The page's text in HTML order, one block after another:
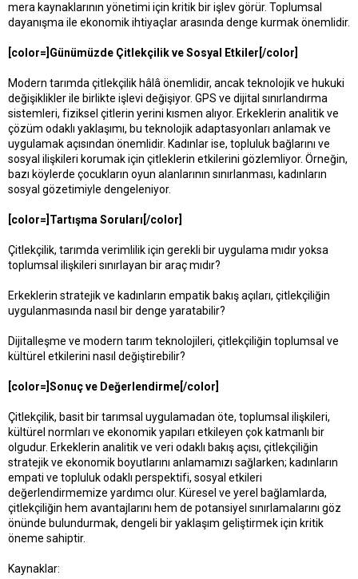
mera kaynaklarının yönetimi için kritik bir işlev görür. Toplumsal
dayanışma ile ekonomik ihtiyaçlar arasında denge kurmak önemlidir.
[color=]Günümüzde Çitlekçilik ve Sosyal Etkiler[/color]
Modern tarımda çitlekçilik hâlâ önemlidir, ancak teknolojik ve hukuki
değişiklikler ile birlikte işlevi değişiyor. GPS ve dijital sınırlandırma
sistemleri, fiziksel çitlerin yerini kısmen alıyor. Erkeklerin analitik ve
çözüm odaklı yaklaşımı, bu teknolojik adaptasyonları anlamak ve
uygulamak açısından önemlidir. Kadınlar ise, topluluk bağlarını ve
sosyal ilişkileri korumak için çitleklerin etkilerini gözlemliyor. Örneğin,
bazı köylerde çocukların oyun alanlarının sınırlanması, kadınların
sosyal gözetimiyle dengeleniyor.
[color=]Tartışma Soruları[/color]
Çitlekçilik, tarımda verimlilik için gerekli bir uygulama mıdır yoksa
toplumsal ilişkileri sınırlayan bir araç mıdır?
Erkeklerin stratejik ve kadınların empatik bakış açıları, çitlekçiliğin
uygulanmasında nasıl bir denge yaratabilir?
Dijitalleşme ve modern tarım teknolojileri, çitlekçiliğin toplumsal ve
kültürel etkilerini nasıl değiştirebilir?
[color=]Sonuç ve Değerlendirme[/color]
Çitlekçilik, basit bir tarımsal uygulamadan öte, toplumsal ilişkileri,
kültürel normları ve ekonomik yapıları etkileyen çok katmanlı bir
olgudur. Erkeklerin analitik ve veri odaklı bakış açısı, çitlekçiliğin
stratejik ve ekonomik boyutlarını anlamamızı sağlarken; kadınların
empati ve topluluk odaklı perspektifi, sosyal etkileri
değerlendirmemize yardımcı olur. Küresel ve yerel bağlamlarda,
çitlekçiliğin hem avantajlarını hem de potansiyel sınırlamalarını göz
önünde bulundurmak, dengeli bir yaklaşım geliştirmek için kritik
öneme sahiptir.
Kaynaklar: